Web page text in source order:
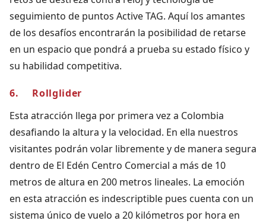
seguimiento de puntos Active TAG. Aquí los amantes
de los desafíos encontrarán la posibilidad de retarse
en un espacio que pondrá a prueba su estado físico y
su habilidad competitiva.
6. Rollglider
Esta atracción llega por primera vez a Colombia
desafiando la altura y la velocidad. En ella nuestros
visitantes podrán volar libremente y de manera segura
dentro de El Edén Centro Comercial a más de 10
metros de altura en 200 metros lineales. La emoción
en esta atracción es indescriptible pues cuenta con un
sistema único de vuelo a 20 kilómetros por hora en